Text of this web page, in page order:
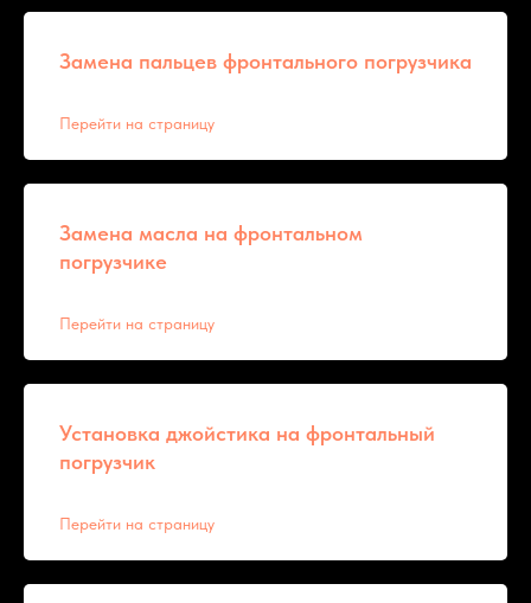
Замена пальцев фронтального погрузчика
Перейти на страницу
Замена масла на фронтальном
погрузчике
Перейти на страницу
Установка джойстика на фронтальный
погрузчик
Перейти на страницу